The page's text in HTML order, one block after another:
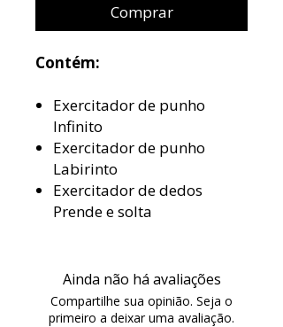
Comprar
Contém:
Exercitador de punho
Infinito
Exercitador de punho
Labirinto
Exercitador de dedos
Prende e solta
Ainda não há avaliações
Compartilhe sua opinião. Seja o
primeiro a deixar uma avaliação.